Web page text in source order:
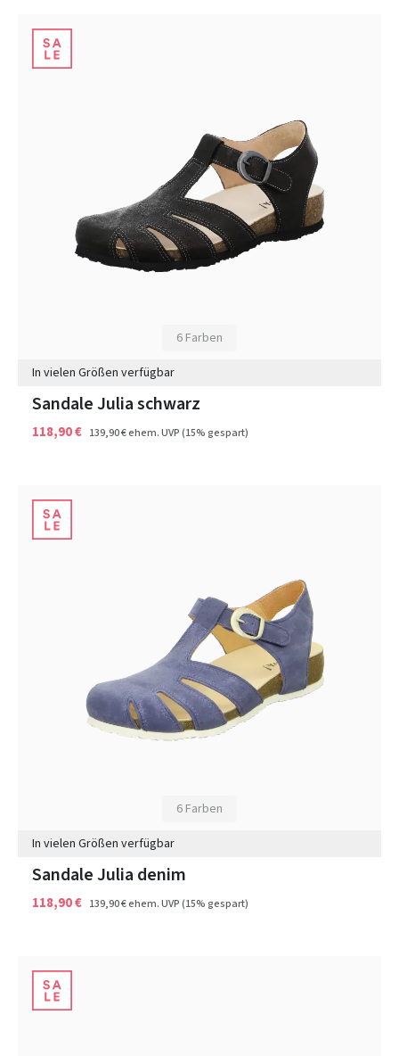
6 Farben
In vielen Größen verfügbar
Sandale Julia schwarz
118,90 € 139,90 €ehem. UVP(15% gespart)
6 Farben
In vielen Größen verfügbar
Sandale Julia denim
118,90 € 139,90 €ehem. UVP(15% gespart)